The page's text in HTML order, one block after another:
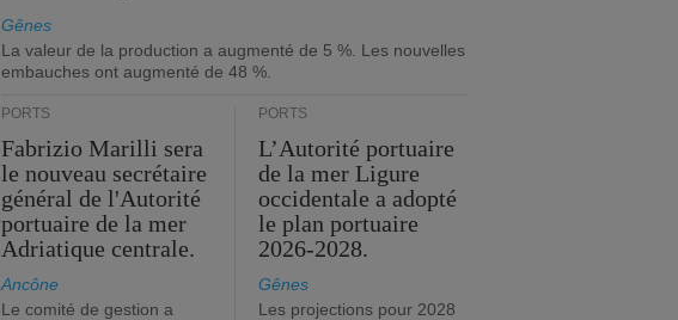
Gênes
La valeur de la production a augmenté de 5 %. Les nouvelles
embauches ont augmenté de 48 %.
PORTS
Fabrizio Marilli sera
le nouveau secrétaire
général de l'Autorité
portuaire de la mer
Adriatique centrale.
Ancône
Le comité de gestion a
PORTS
L’Autorité portuaire
de la mer Ligure
occidentale a adopté
le plan portuaire
2026-2028.
Gênes
Les projections pour 2028